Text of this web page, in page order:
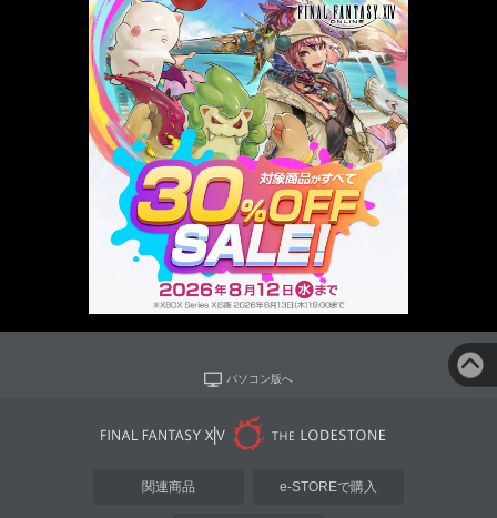
パソコン版へ
関連商品 e-STOREで購入